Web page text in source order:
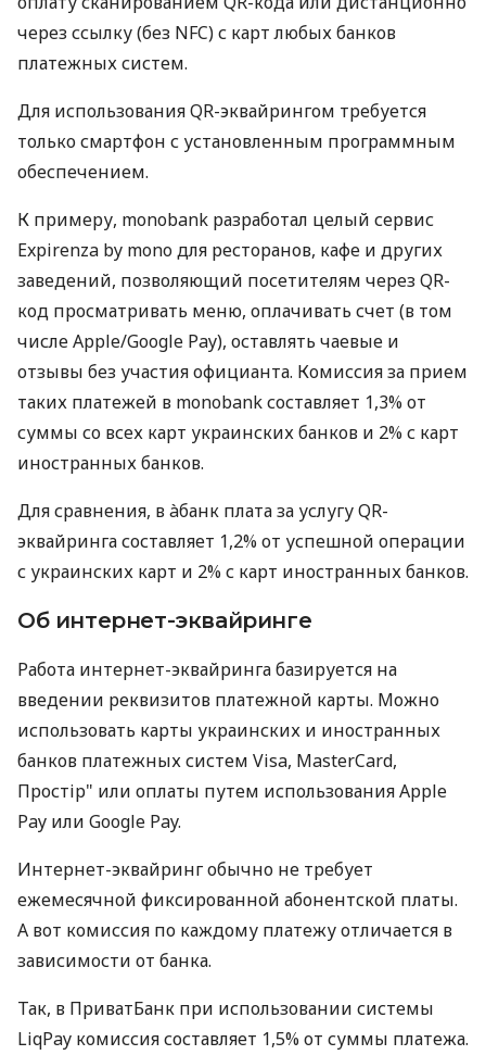
через ссылку (без NFC) с карт любых банков
платежных систем.
Для использования QR-эквайрингом требуется
только смартфон с установленным программным
обеспечением.
К примеру, monobank разработал целый сервис
Expirenza by mono для ресторанов, кафе и других
заведений, позволяющий посетителям через QR-
код просматривать меню, оплачивать счет (в том
числе Apple/Google Pay), оставлять чаевые и
отзывы без участия официанта. Комиссия за прием
таких платежей в monobank составляет 1,3% от
суммы со всех карт украинских банков и 2% с карт
иностранных банков.
Для сравнения, в àбанк плата за услугу QR-
эквайринга составляет 1,2% от успешной операции
с украинских карт и 2% с карт иностранных банков.
Об интернет-эквайринге
Работа интернет-эквайринга базируется на
введении реквизитов платежной карты. Можно
использовать карты украинских и иностранных
банков платежных систем Visa, MasterCard,
Простір" или оплаты путем использования Apple
Pay или Google Pay.
Интернет-эквайринг обычно не требует
ежемесячной фиксированной абонентской платы.
А вот комиссия по каждому платежу отличается в
зависимости от банка.
Так, в ПриватБанк при использовании системы
LiqPay комиссия составляет 1,5% от суммы платежа.